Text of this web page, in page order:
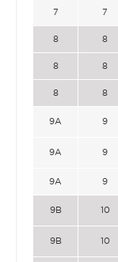
7 7
8 8
8 8
8 8
9A 9
9A 9
9A 9
9B 10
9B 10